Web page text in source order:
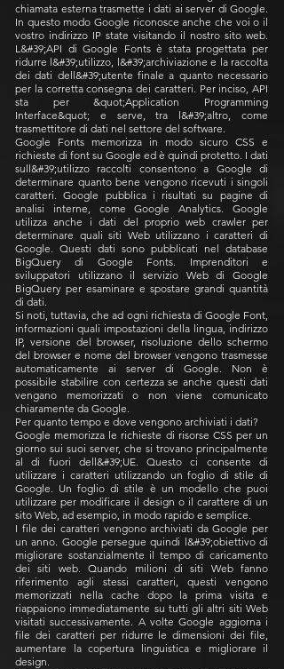
chiamata esterna trasmette i dati ai server di Google.
In questo modo Google riconosce anche che voi o il
vostro indirizzo IP state visitando il nostro sito web.
L&#39;API di Google Fonts è stata progettata per
ridurre l&#39;utilizzo, l&#39;archiviazione e la raccolta
dei dati dell&#39;utente finale a quanto necessario
per la corretta consegna dei caratteri. Per inciso, API
sta per &quot;Application Programming
Interface&quot; e serve, tra l&#39;altro, come
trasmettitore di dati nel settore del software.
Google Fonts memorizza in modo sicuro CSS e
richieste di font su Google ed è quindi protetto. I dati
sull&#39;utilizzo raccolti consentono a Google di
determinare quanto bene vengono ricevuti i singoli
caratteri. Google pubblica i risultati su pagine di
analisi interne, come Google Analytics. Google
utilizza anche i dati del proprio web crawler per
determinare quali siti Web utilizzano i caratteri di
Google. Questi dati sono pubblicati nel database
BigQuery di Google Fonts. Imprenditori e
sviluppatori utilizzano il servizio Web di Google
BigQuery per esaminare e spostare grandi quantità
di dati.
Si noti, tuttavia, che ad ogni richiesta di Google Font,
informazioni quali impostazioni della lingua, indirizzo
IP, versione del browser, risoluzione dello schermo
del browser e nome del browser vengono trasmesse
automaticamente ai server di Google. Non è
possibile stabilire con certezza se anche questi dati
vengano memorizzati o non viene comunicato
chiaramente da Google.
Per quanto tempo e dove vengono archiviati i dati?
Google memorizza le richieste di risorse CSS per un
giorno sui suoi server, che si trovano principalmente
al di fuori dell&#39;UE. Questo ci consente di
utilizzare i caratteri utilizzando un foglio di stile di
Google. Un foglio di stile è un modello che puoi
utilizzare per modificare il design o il carattere di un
sito Web, ad esempio, in modo rapido e semplice.
I file dei caratteri vengono archiviati da Google per
un anno. Google persegue quindi l&#39;obiettivo di
migliorare sostanzialmente il tempo di caricamento
dei siti web. Quando milioni di siti Web fanno
riferimento agli stessi caratteri, questi vengono
memorizzati nella cache dopo la prima visita e
riappaiono immediatamente su tutti gli altri siti Web
visitati successivamente. A volte Google aggiorna i
file dei caratteri per ridurre le dimensioni dei file,
aumentare la copertura linguistica e migliorare il
design.